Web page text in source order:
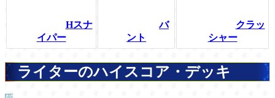
Hスナ
イパー
バ
ント
クラッ
シャー
ライターのハイスコア・デッキ